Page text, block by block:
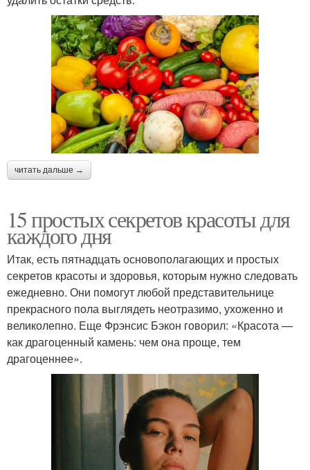
читать дальше →
15 простых секретов красоты для
каждого дня
Итак, есть пятнадцать основополагающих и простых
секретов красоты и здоровья, которым нужно следовать
ежедневно. Они помогут любой представительнице
прекрасного пола выглядеть неотразимо, ухоженно и
великолепно. Еще Фрэнсис Бэкон говорил: «Красота —
как драгоценный камень: чем она проще, тем
драгоценнее».